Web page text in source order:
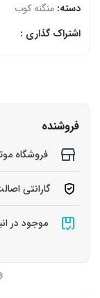
دسته: منگنه کوب
اشتراک گذاری :
فروشنده
فروشگاه
گارانتی
موجود در